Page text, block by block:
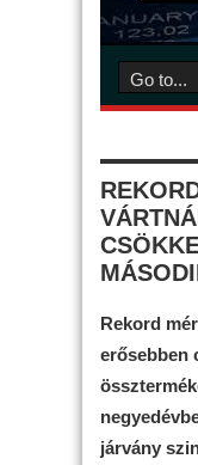
Rekord
erősebben
járvány